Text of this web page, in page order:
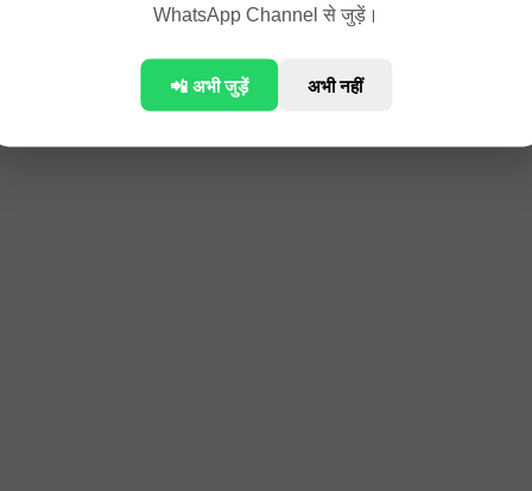
WhatsApp Channel से जुड़ें।
📲 अभी जुड़ें अभी नहीं
Kabir Amritwani Lyrics Hindi | कबीर अमृतवाणी लिरिक्स